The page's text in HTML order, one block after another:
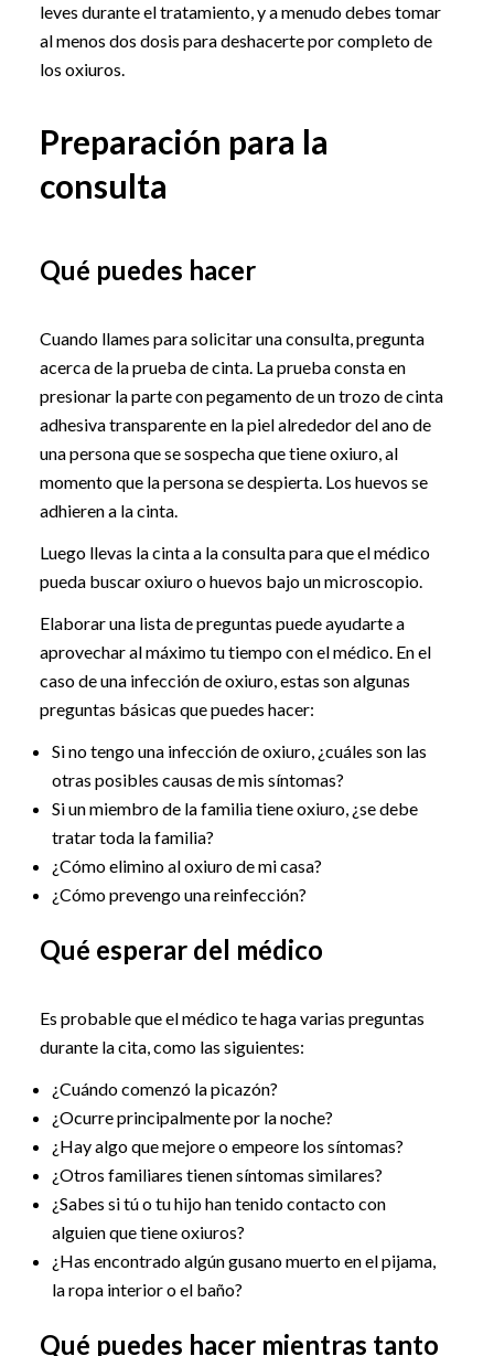
leves durante el tratamiento, y a menudo debes tomar
al menos dos dosis para deshacerte por completo de
los oxiuros.
Preparación para la
consulta
Qué puedes hacer
Cuando llames para solicitar una consulta, pregunta
acerca de la prueba de cinta. La prueba consta en
presionar la parte con pegamento de un trozo de cinta
adhesiva transparente en la piel alrededor del ano de
una persona que se sospecha que tiene oxiuro, al
momento que la persona se despierta. Los huevos se
adhieren a la cinta.
Luego llevas la cinta a la consulta para que el médico
pueda buscar oxiuro o huevos bajo un microscopio.
Elaborar una lista de preguntas puede ayudarte a
aprovechar al máximo tu tiempo con el médico. En el
caso de una infección de oxiuro, estas son algunas
preguntas básicas que puedes hacer:
Si no tengo una infección de oxiuro, ¿cuáles son las
otras posibles causas de mis síntomas?
Si un miembro de la familia tiene oxiuro, ¿se debe
tratar toda la familia?
¿Cómo elimino al oxiuro de mi casa?
¿Cómo prevengo una reinfección?
Qué esperar del médico
Es probable que el médico te haga varias preguntas
durante la cita, como las siguientes:
¿Cuándo comenzó la picazón?
¿Ocurre principalmente por la noche?
¿Hay algo que mejore o empeore los síntomas?
¿Otros familiares tienen síntomas similares?
¿Sabes si tú o tu hijo han tenido contacto con
alguien que tiene oxiuros?
¿Has encontrado algún gusano muerto en el pijama,
la ropa interior o el baño?
Qué puedes hacer mientras tanto